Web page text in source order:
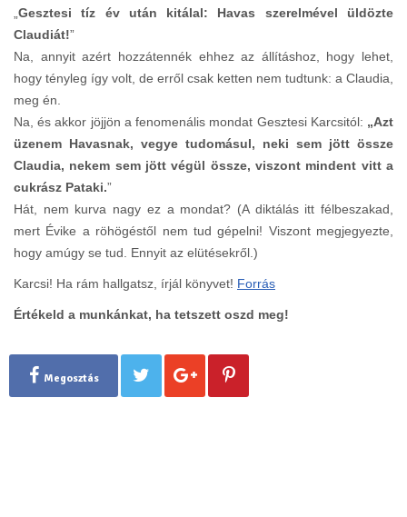
Gesztesi tíz év után kitálal: Havas szerelmével üldözte
Claudiát!”
Na, annyit azért hozzátennék ehhez az állításhoz, hogy lehet,
hogy tényleg így volt, de erről csak ketten nem tudtunk: a Claudia,
meg én.
Na, és akkor jöjjön a fenomenális mondat Gesztesi Karcsitól: „Azt
üzenem Havasnak, vegye tudomásul, neki sem jött össze
Claudia, nekem sem jött végül össze, viszont mindent vitt a
cukrász Pataki.”
Hát, nem kurva nagy ez a mondat? (A diktálás itt félbeszakad,
mert Évike a röhögéstől nem tud gépelni! Viszont megjegyezte,
hogy amúgy se tud. Ennyit az elütésekről.)
Karcsi! Ha rám hallgatsz, írjál könyvet! Forrás
Értékeld a munkánkat, ha tetszett oszd meg!
Megosztás